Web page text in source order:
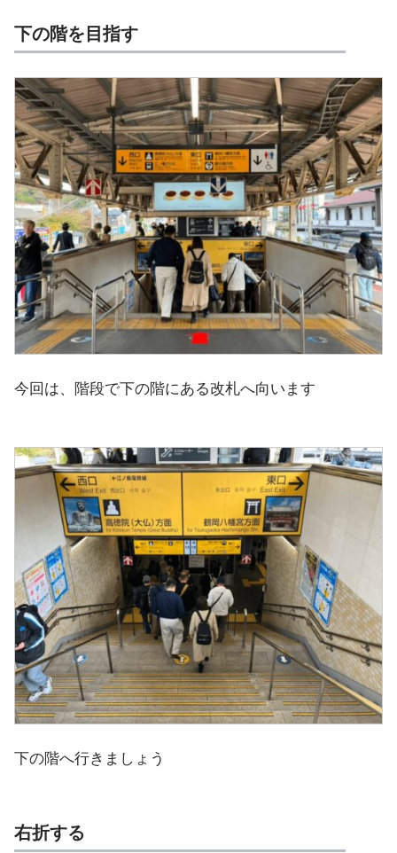
下の階を目指す
今回は、階段で下の階にある改札へ向います
下の階へ行きましょう
右折する